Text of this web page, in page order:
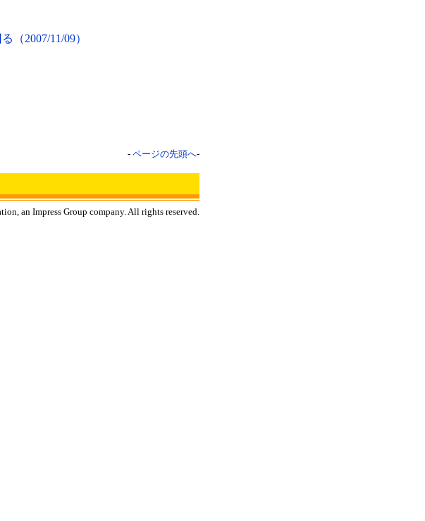
（2007/11/09）
- ページの先頭へ-
an Impress Group company. All rights reserved.